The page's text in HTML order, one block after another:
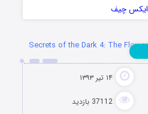
۱۴ تیر ۱۳۹۳
37112 بازدید